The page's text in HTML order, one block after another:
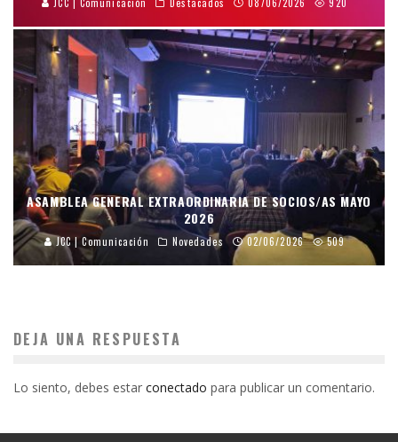
ASAMBLEA GENERAL EXTRAORDINARIA DE SOCIOS/AS MAYO
2026
JCC | Comunicación Novedades 02/06/2026 509
DEJA UNA RESPUESTA
Lo siento, debes estar conectado para publicar un comentario.